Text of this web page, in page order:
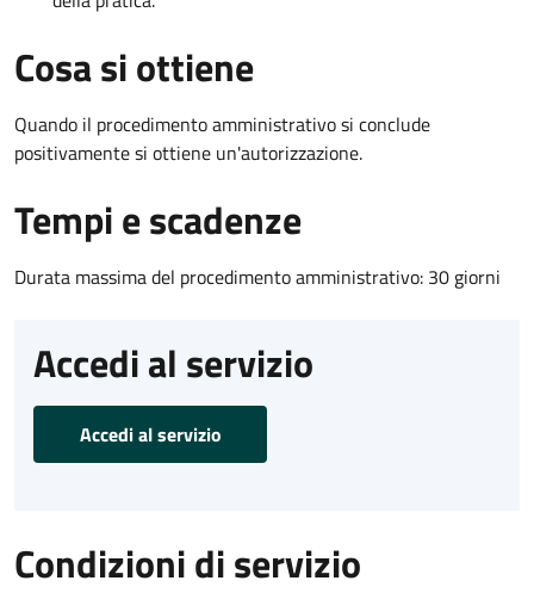
Cosa si ottiene
Quando il procedimento amministrativo si conclude
positivamente si ottiene un'autorizzazione.
Tempi e scadenze
Durata massima del procedimento amministrativo: 30 giorni
Accedi al servizio
Accedi al servizio
Condizioni di servizio